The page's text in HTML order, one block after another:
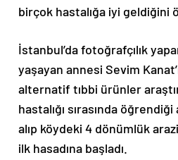
birçok hastalığa iyi geldiğini
İstanbul’da fotoğrafçılık
yaşayan annesi Sevim
alternatif tıbbi ürünler
hastalığı sırasında
alıp köydeki 4 dönümlük
ilk hasadına başladı.